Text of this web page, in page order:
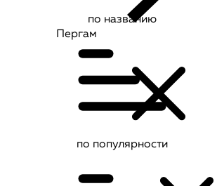
по названию
по популярности
Пергам